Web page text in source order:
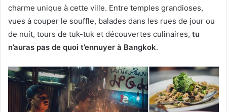
charme unique à cette ville. Entre temples grandioses,
vues à couper le souffle, balades dans les rues de jour ou
de nuit, tours de tuk-tuk et découvertes culinaires, tu
n’auras pas de quoi t’ennuyer à Bangkok.